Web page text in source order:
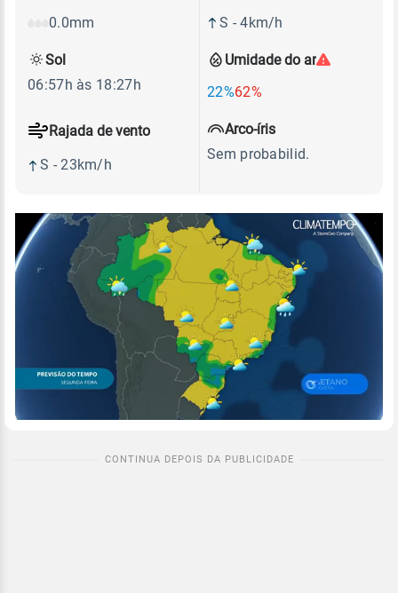
0.0mm
Umidade do ar
22%62%
S - 4km/h
Rajada de vento
S - 23km/h
Sol
06:57h às 18:27h
Arco-íris
Sem probabilid.